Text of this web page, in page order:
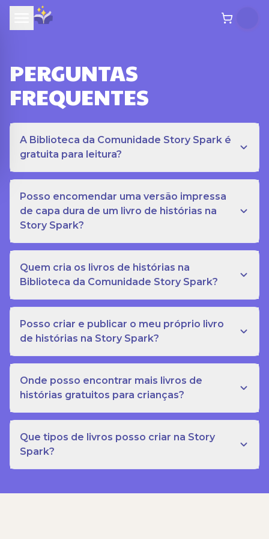
PERGUNTAS
FREQUENTES
A Biblioteca da Comunidade Story Spark é
gratuita para leitura?
Posso encomendar uma versão impressa
de capa dura de um livro de histórias na
Story Spark?
Quem cria os livros de histórias na
Biblioteca da Comunidade Story Spark?
Posso criar e publicar o meu próprio livro
de histórias na Story Spark?
Onde posso encontrar mais livros de
histórias gratuitos para crianças?
Que tipos de livros posso criar na Story
Spark?